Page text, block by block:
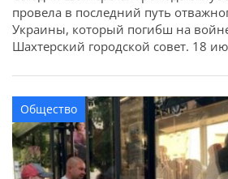
провела в последний путь
Украины, который погибш на
Шахтерский городской совет. 18
Богданович. Его жизнь оборвалась
вражеского FPV-дрона в
пункта Осиново Купянского
области во время […]
Общество